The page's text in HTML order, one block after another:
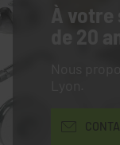
À votre
de 20
Nous